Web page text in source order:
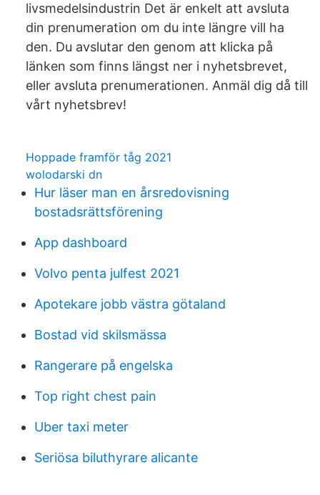
livsmedelsindustrin Det är enkelt att avsluta
din prenumeration om du inte längre vill ha
den. Du avslutar den genom att klicka på
länken som finns längst ner i nyhetsbrevet,
eller avsluta prenumerationen. Anmäl dig då till
vårt nyhetsbrev!
Hoppade framför tåg 2021
wolodarski dn
Hur läser man en årsredovisning
bostadsrättsförening
App dashboard
Volvo penta julfest 2021
Apotekare jobb västra götaland
Bostad vid skilsmässa
Rangerare på engelska
Top right chest pain
Uber taxi meter
Seriösa biluthyrare alicante